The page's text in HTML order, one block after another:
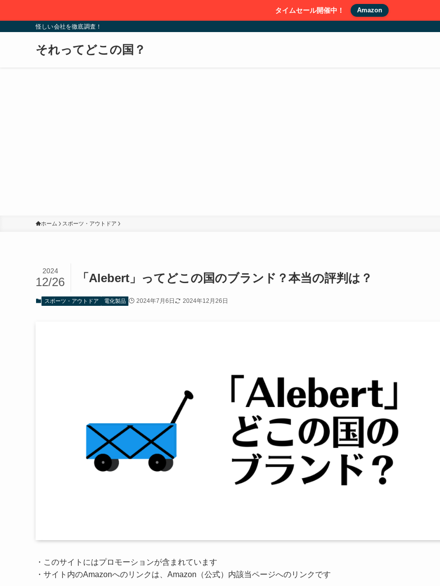
タイムセール開催中！ Amazon
怪しい会社を徹底調査！
それってどこの国？
ホーム スポーツ・アウトドア
「Alebert」ってどこの国のブランド？本当の評判は？
2024
12/26
スポーツ・アウトドア 電化製品 2024年7月6日 2024年12月26日
・このサイトにはプロモーションが含まれています
・サイト内のAmazonへのリンクは、Amazon（公式）内該当ページへのリンクです